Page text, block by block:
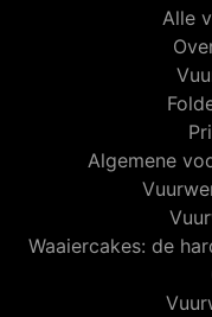
Alle
Algemene
Waaiercakes: de